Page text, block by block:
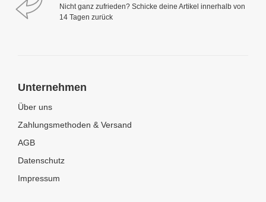
Nicht ganz zufrieden? Schicke deine Artikel innerhalb von
14 Tagen zurück
Unternehmen
Über uns
Zahlungsmethoden & Versand
AGB
Datenschutz
Impressum